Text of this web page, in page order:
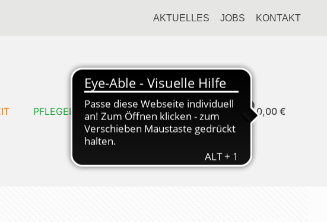
AKTUELLES JOBS KONTAKT
PFLEGEDIENST 0,00 €